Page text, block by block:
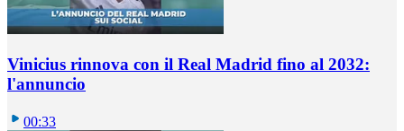
Vinicius rinnova con il Real Madrid fino al 2032:
l'annuncio
00:33